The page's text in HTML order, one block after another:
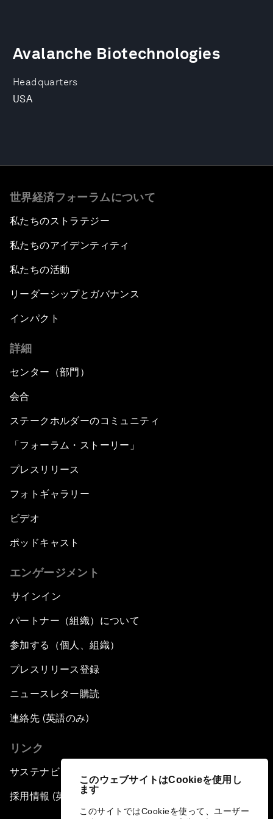
このウェブサイトはCookieを使用し
ます
このサイトではCookieを使って、ユーザー
Headquarters
USA
Avalanche Biotechnologies
世界経済フォーラムについて
私たちのストラテジー
私たちのアイデンティティ
私たちの活動
リーダーシップとガバナンス
インパクト
詳細
センター（部門）
会合
ステークホルダーのコミュニティ
「フォーラム・ストーリー」
プレスリリース
フォトギャラリー
ビデオ
ポッドキャスト
エンゲージメント
サインイン
パートナー（組織）について
参加する（個人、組織）
プレスリリース登録
ニュースレター購読
連絡先 (英語のみ)
リンク
サステナビリティへの取り組み
採用情報 (英語のみ)